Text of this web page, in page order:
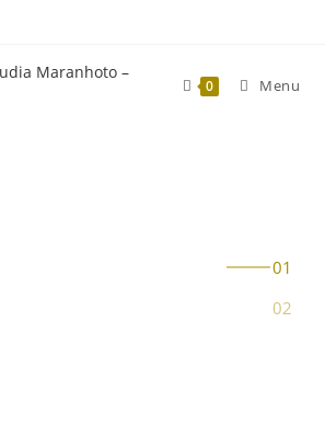
0 Menu